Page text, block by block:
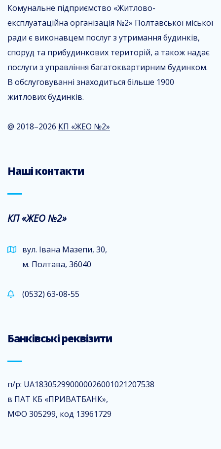
Комунальне підприємство «Житлово-
експлуатаційна організація №2» Полтавської міської
ради є виконавцем послуг з утримання будинків,
споруд та прибудинкових територій, а також надає
послуги з управління багатоквартирним будинком.
В обслуговуванні знаходиться більше 1900
житлових будинків.
@ 2018–2026 КП «ЖЕО №2»
Наші контакти
КП «ЖЕО №2»
вул. Івана Мазепи, 30,
м. Полтава, 36040
(0532) 63-08-55
Банківські реквізити
п/р: UA183052990000026001021207538
в ПАТ КБ «ПРИВАТБАНК»,
МФО 305299, код 13961729